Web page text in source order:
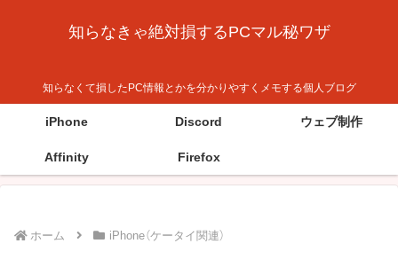
知らなきゃ絶対損するPCマル秘ワザ
知らなくて損したPC情報とかを分かりやすくメモする個人ブログ
iPhone Discord ウェブ制作
Affinity Firefox
ホーム iPhone（ケータイ関連）